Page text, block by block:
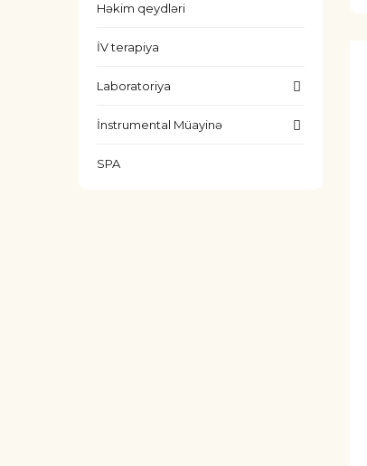
Həkim qeydləri
İV terapiya
Laboratoriya
İnstrumental Müayinə
SPA